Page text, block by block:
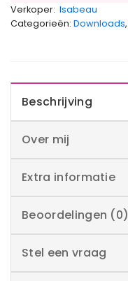
Verkoper: Isabeau
Categorieën: Downloads,
Beschrijving
Over mij
Extra informatie
Beoordelingen (0)
Stel een vraag